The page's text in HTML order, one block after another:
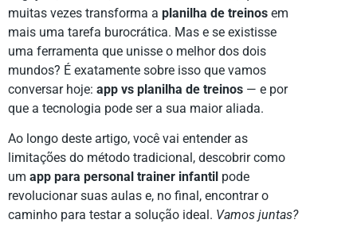
muitas vezes transforma a planilha de treinos em
mais uma tarefa burocrática. Mas e se existisse
uma ferramenta que unisse o melhor dos dois
mundos? É exatamente sobre isso que vamos
conversar hoje: app vs planilha de treinos — e por
que a tecnologia pode ser a sua maior aliada.
Ao longo deste artigo, você vai entender as
limitações do método tradicional, descobrir como
um app para personal trainer infantil pode
revolucionar suas aulas e, no final, encontrar o
caminho para testar a solução ideal. Vamos juntas?